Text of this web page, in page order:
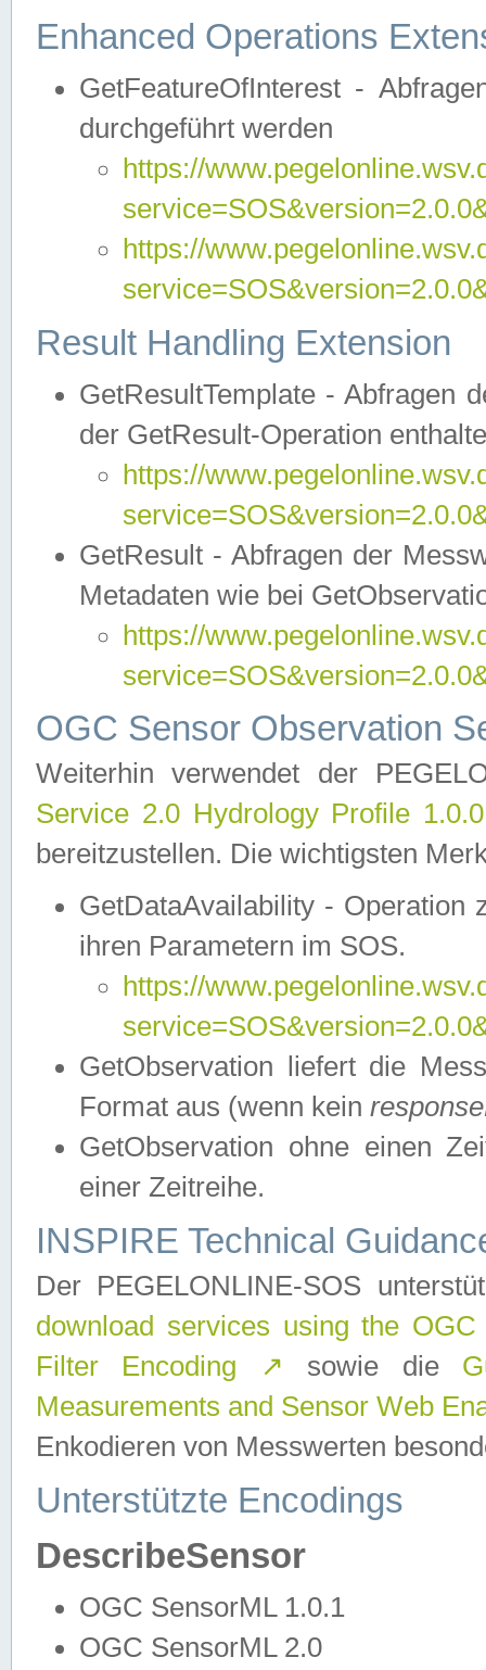
Enhanced Operations
GetFeatureOfInterest -
durchgeführt werden
https://
https://
Result Handling Extension
GetResultTemplate - Abfragen
der GetResult-Operation
https://
GetResult - Abfragen der
Metadaten wie bei
https://
OGC Sensor Observation
Weiterhin verwendet der
Service 2.0 Hydrology Profile
bereitzustellen. Die wichtigsten
GetDataAvailability - Operation
ihren Parametern im SOS.
https://
GetObservation liefert die
Format aus (wenn kein
GetObservation ohne einen
einer Zeitreihe.
INSPIRE Technical
Der PEGELONLINE-SOS
download services using the
Filter Encoding
↗ sowie die
Measurements and Sensor Web
Enkodieren von Messwerten
Unterstützte Encodings
DescribeSensor
OGC SensorML 1.0.1
OGC SensorML 2.0